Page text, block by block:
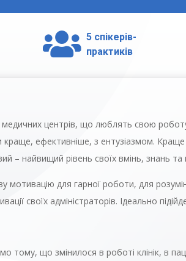
 5 спікерів-
практиків
центрів, що люблять свою
ефективніше, з ентузіазмом. Краще
– найвищий рівень своїх вмінь, знань та
мотивацію для гарної роботи, для
своїх адміністраторів. Ідеально
тому, що змінилося в роботі клінік, в